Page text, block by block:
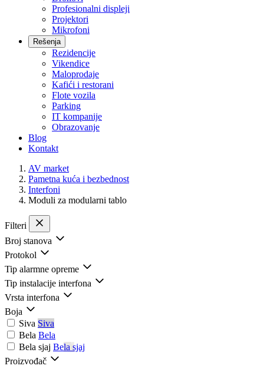
Profesionalni displeji
Projektori
Mikrofoni
Rešenja
Rezidencije
Vikendice
Maloprodaje
Kafići i restorani
Flote vozila
Parking
IT kompanije
Obrazovanje
Blog
Kontakt
AV market
Pametna kuća i bezbednost
Interfoni
Moduli za modularni tablo
Filteri
Broj stanova
Protokol
Tip alarmne opreme
Tip instalacije interfona
Vrsta interfona
Boja
Siva Siva
Bela Bela
Bela sjaj Bela sjaj
Proizvođač